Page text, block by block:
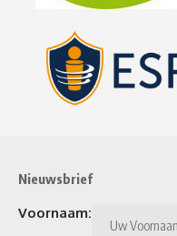
Nieuwsbrief
Voornaam: